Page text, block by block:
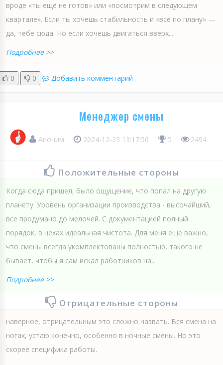
вроде «ты ещё не готов» или «посмотрим в следующем
квартале». Если ты хочешь стабильность и «всё по плану» —
да, тебе сюда. Но если хочешь двигаться вверх...
Подробнее >>
0 0 Добавить комментарий
Менеджер смены
Аноним 2024-12-23 13:17:56 5 2494
Положительные стороны
Когда сюда пришел, было ощущение, что попал на другую
планету. Уровень организации производства - высочайший,
все продумано до мелочей. С документацией полный
порядок, в цехах идеальная чистота. Для меня еще важно,
что смены всегда укомплектованы полностью, такого не
бывает, чтобы я сам искал работников на...
Подробнее >>
Отрицательные стороны
наверное, отрицательным это сложно назвать. Вся смена на
ногах, устаю конечно, особенно в ночные смены. Но это
скорее специфика работы.